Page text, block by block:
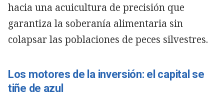
hacia una acuicultura de precisión que
garantiza la soberanía alimentaria sin
colapsar las poblaciones de peces silvestres.
Los motores de la inversión: el capital se
tiñe de azul